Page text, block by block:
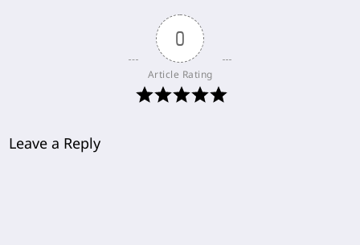
0
Article Rating
Leave a Reply